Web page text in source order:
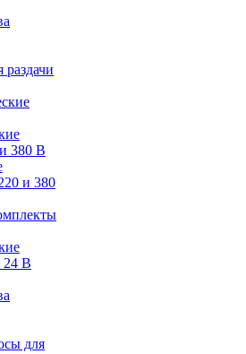
раздачи
380 В
и 380
24 В
для